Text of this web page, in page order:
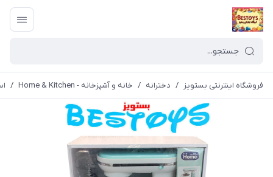
فروشگاه اینترنتی بستویز / دخترانه / خانه و آشپزخانه - Home & Kitchen /